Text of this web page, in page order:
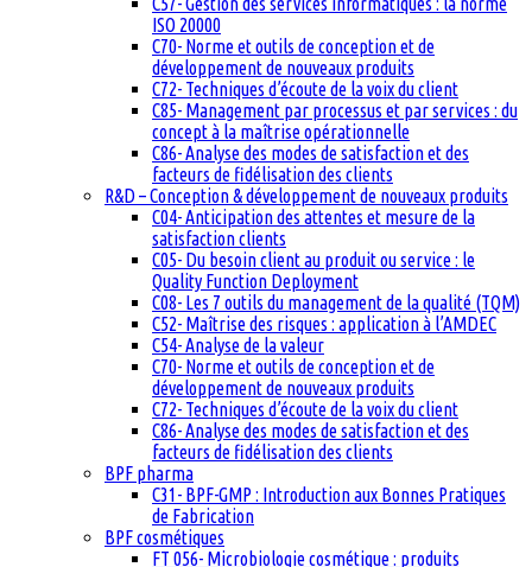
ISO 20000
C70- Norme et outils de conception et de
développement de nouveaux produits
C72- Techniques d’écoute de la voix du client
C85- Management par processus et par services : du
concept à la maîtrise opérationnelle
C86- Analyse des modes de satisfaction et des
facteurs de fidélisation des clients
R&D – Conception & développement de nouveaux produits
C04- Anticipation des attentes et mesure de la
satisfaction clients
C05- Du besoin client au produit ou service : le
Quality Function Deployment
C08- Les 7 outils du management de la qualité (TQM)
C52- Maîtrise des risques : application à l’AMDEC
C54- Analyse de la valeur
C70- Norme et outils de conception et de
développement de nouveaux produits
C72- Techniques d’écoute de la voix du client
C86- Analyse des modes de satisfaction et des
facteurs de fidélisation des clients
BPF pharma
C31- BPF-GMP : Introduction aux Bonnes Pratiques
de Fabrication
BPF cosmétiques
FT 056- Microbiologie cosmétique : produits